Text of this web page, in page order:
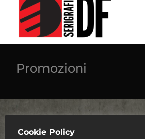
Promozioni
Cookie Policy